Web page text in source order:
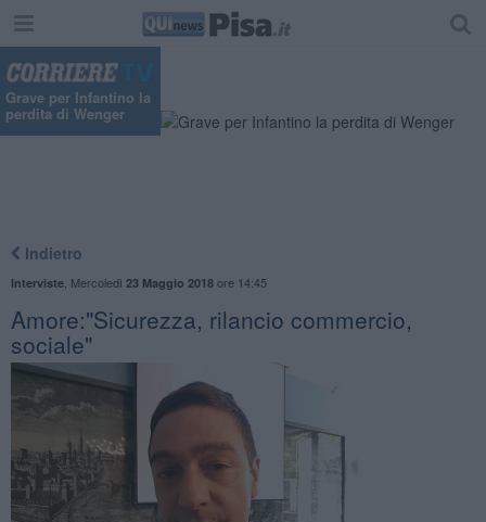
Grave per Infantino la
perdita di Wenger
Indietro
Interviste, Mercoledì 23 Maggio 2018ore 14:45
Amore:"Sicurezza, rilancio commercio,
sociale"